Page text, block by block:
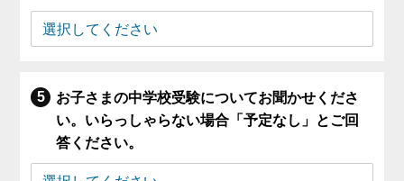
お子さまの中学校受験についてお聞かせくださ
い。いらっしゃらない場合「予定なし」とご回
答ください。